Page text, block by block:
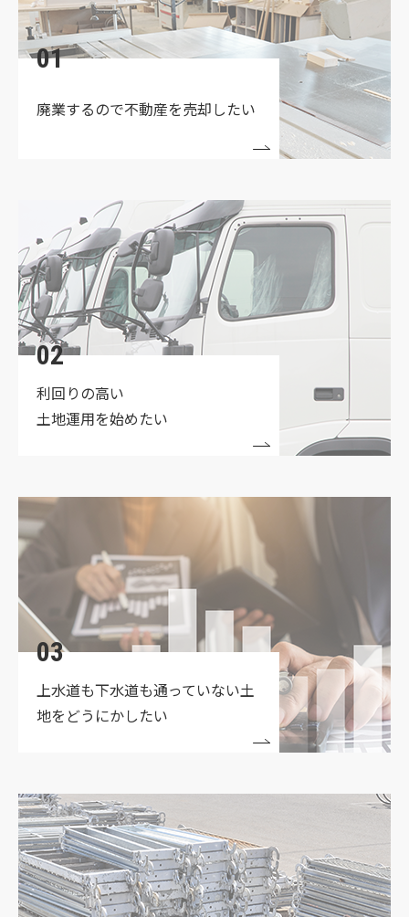
2023.04.03
☆定休日変更のお知らせ☆
★買取物件募集中★
01
廃業するので不動産を売却したい
02
利回りの高い
土地運用を始めたい
03
上水道も下水道も通っていない土
地をどうにかしたい